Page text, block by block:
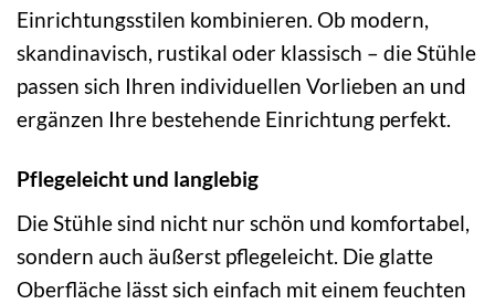
Einrichtungsstilen kombinieren. Ob modern,
skandinavisch, rustikal oder klassisch – die Stühle
passen sich Ihren individuellen Vorlieben an und
ergänzen Ihre bestehende Einrichtung perfekt.
Pflegeleicht und langlebig
Die Stühle sind nicht nur schön und komfortabel,
sondern auch äußerst pflegeleicht. Die glatte
Oberfläche lässt sich einfach mit einem feuchten